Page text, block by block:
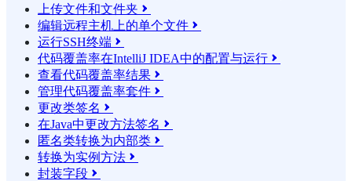
上传文件和文件夹 
编辑远程主机上的单个文件 
运行SSH终端 
代码覆盖率在IntelliJ IDEA中的配置与运行 
查看代码覆盖率结果 
管理代码覆盖率套件 
更改类签名 
在Java中更改方法签名 
匿名类转换为内部类 
转换为实例方法 
封装字段 